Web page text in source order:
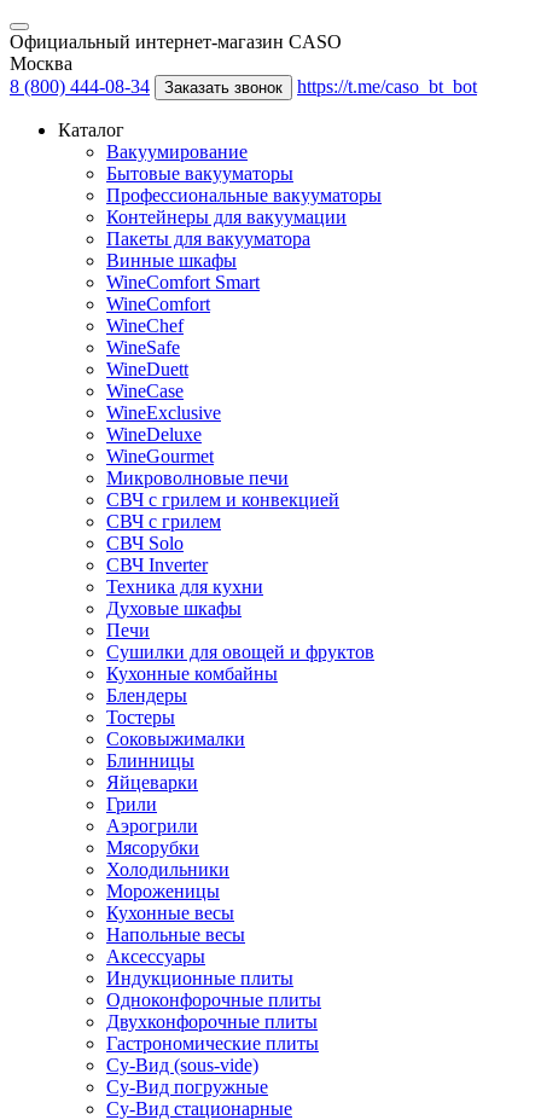
Официальный интернет-магазин CASO
Москва
8 (800) 444-08-34
Заказать звонок https://t.me/caso_bt_bot
Каталог
Вакуумирование
Бытовые вакууматоры
Профессиональные вакууматоры
Контейнеры для вакуумации
Пакеты для вакууматора
Винные шкафы
WineComfort Smart
WineComfort
WineChef
WineSafe
WineDuett
WineCase
WineExclusive
WineDeluxe
WineGourmet
Микроволновые печи
СВЧ с грилем и конвекцией
СВЧ с грилем
СВЧ Solo
СВЧ Inverter
Техника для кухни
Духовые шкафы
Печи
Сушилки для овощей и фруктов
Кухонные комбайны
Блендеры
Тостеры
Соковыжималки
Блинницы
Яйцеварки
Грили
Аэрогрили
Мясорубки
Холодильники
Мороженицы
Кухонные весы
Напольные весы
Аксессуары
Индукционные плиты
Одноконфорочные плиты
Двухконфорочные плиты
Гастрономические плиты
Су-Вид (sous-vide)
Су-Вид погружные
Су-Вид стационарные